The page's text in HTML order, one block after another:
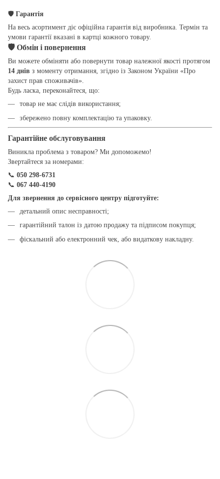
🛡 Гарантія
На весь асортимент діє офіційна гарантія від виробника. Термін та
умови гарантії вказані в картці кожного товару.
🛡 Обмін і повернення
Ви можете обміняти або повернути товар належної якості протягом
14 днів з моменту отримання, згідно із Законом України «Про
захист прав споживачів».
Будь ласка, переконайтеся, що:
товар не має слідів використання;
збережено повну комплектацію та упаковку.
Гарантійне обслуговування
Виникла проблема з товаром? Ми допоможемо!
Звертайтеся за номерами:
📞 050 298-6731
📞 067 440-4190
Для звернення до сервісного центру підготуйте:
детальний опис несправності;
гарантійний талон із датою продажу та підписом покупця;
фіскальний або електронний чек, або видаткову накладну.